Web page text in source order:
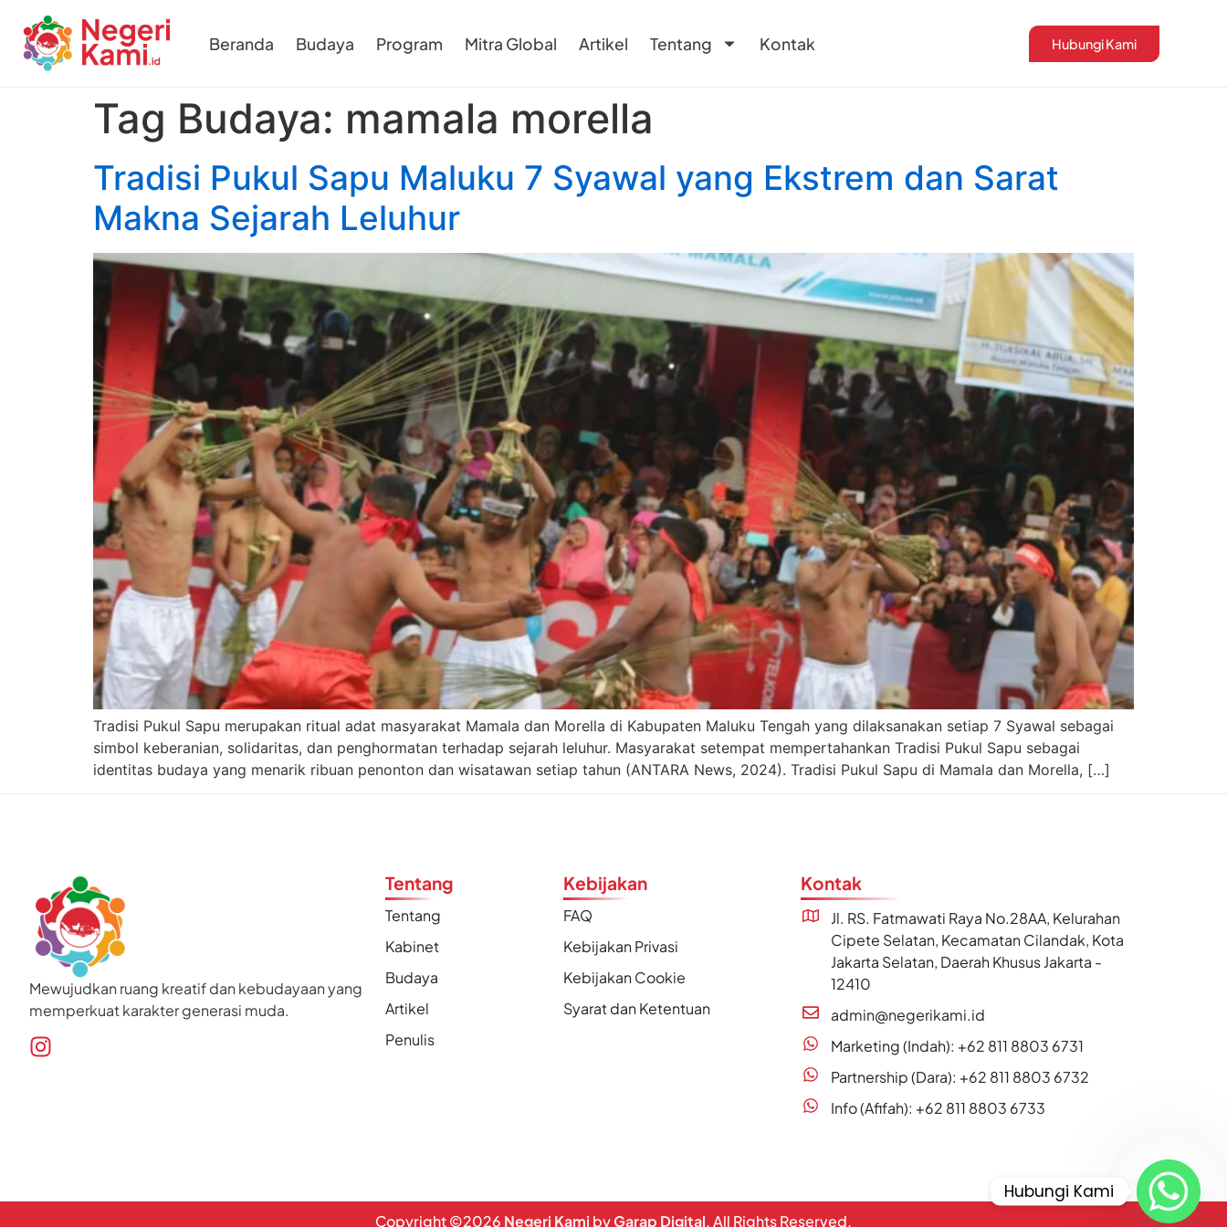
Beranda Budaya Program Mitra Global Artikel Tentang Kontak Hubungi Kami
Tag Budaya: mamala morella
Tradisi Pukul Sapu Maluku 7 Syawal yang Ekstrem dan Sarat
Makna Sejarah Leluhur
Tradisi Pukul Sapu merupakan ritual adat masyarakat Mamala dan Morella di Kabupaten Maluku Tengah yang dilaksanakan setiap 7 Syawal sebagai
simbol keberanian, solidaritas, dan penghormatan terhadap sejarah leluhur. Masyarakat setempat mempertahankan Tradisi Pukul Sapu sebagai
identitas budaya yang menarik ribuan penonton dan wisatawan setiap tahun (ANTARA News, 2024). Tradisi Pukul Sapu di Mamala dan Morella, […]
Mewujudkan ruang kreatif dan kebudayaan yang
memperkuat karakter generasi muda.
Tentang
Tentang
Kabinet
Budaya
Artikel
Penulis
Kebijakan
FAQ
Kebijakan Privasi
Kebijakan Cookie
Syarat dan Ketentuan
Kontak
Jl. RS. Fatmawati Raya No.28AA, Kelurahan
Cipete Selatan, Kecamatan Cilandak, Kota
Jakarta Selatan, Daerah Khusus Jakarta -
12410
admin@negerikami.id
Marketing (Indah): +62 811 8803 6731
Partnership (Dara): +62 811 8803 6732
Info (Afifah): +62 811 8803 6733
Copyright ©2026 Negeri Kami byGarap Digital. All Rights Reserved.
Hubungi Kami